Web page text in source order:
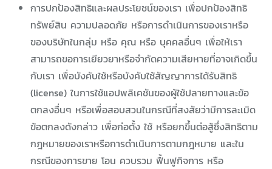
การปกป้องสิทธิและผลประโยชน์ของเรา เพื่อปกป้องสิทธิ
ทรัพย์สิน ความปลอดภัย หรือการดำเนินการของเราหรือ
ของบริษัทในกลุ่ม หรือ คุณ หรือ บุคคลอื่นๆ เพื่อให้เรา
สามารถขอการเยียวยาหรือจำกัดความเสียหายที่อาจเกิดขึ้น
กับเรา เพื่อบังคับใช้หรือบังคับใช้สัญญาการได้รับสิทธิ
(license) ในการใช้แอปพลิเคชันของผู้ใช้ปลายทางและข้อ
ตกลงอื่นๆ หรือเพื่อสอบสวนในกรณีที่สงสัยว่ามีการละเมิด
ข้อตกลงดังกล่าว เพื่อก่อตั้ง ใช้ หรือยกขึ้นต่อสู้ซึ่งสิทธิตาม
กฎหมายของเราหรือการดำเนินการตามกฎหมาย และใน
กรณีของการขาย โอน ควบรวม ฟื้นฟูกิจการ หรือ